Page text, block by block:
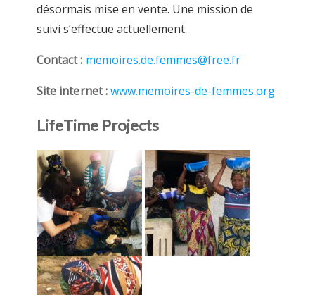
désormais mise en vente. Une mission de
suivi s’effectue actuellement.
Contact : memoires.de.femmes@free.fr
Site internet :www.memoires-de-femmes.org
LifeTime Projects